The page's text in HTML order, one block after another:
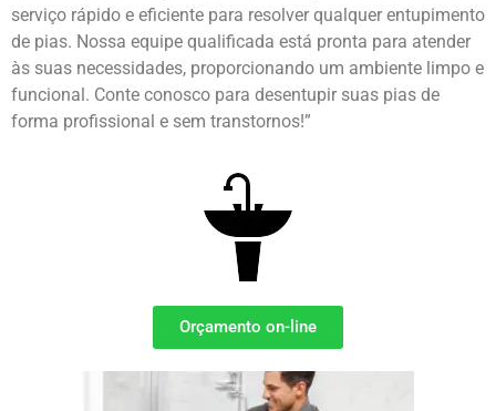
serviço rápido e eficiente para resolver qualquer entupimento
de pias. Nossa equipe qualificada está pronta para atender
às suas necessidades, proporcionando um ambiente limpo e
funcional. Conte conosco para desentupir suas pias de
forma profissional e sem transtornos!”
Orçamento on-line